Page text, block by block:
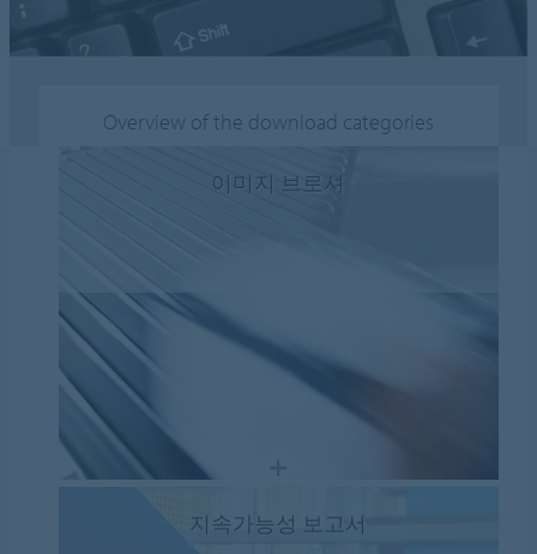
Overview of the download categories
이미지 브로셔
지속가능성 보고서